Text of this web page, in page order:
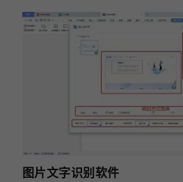
图片文字识别软件